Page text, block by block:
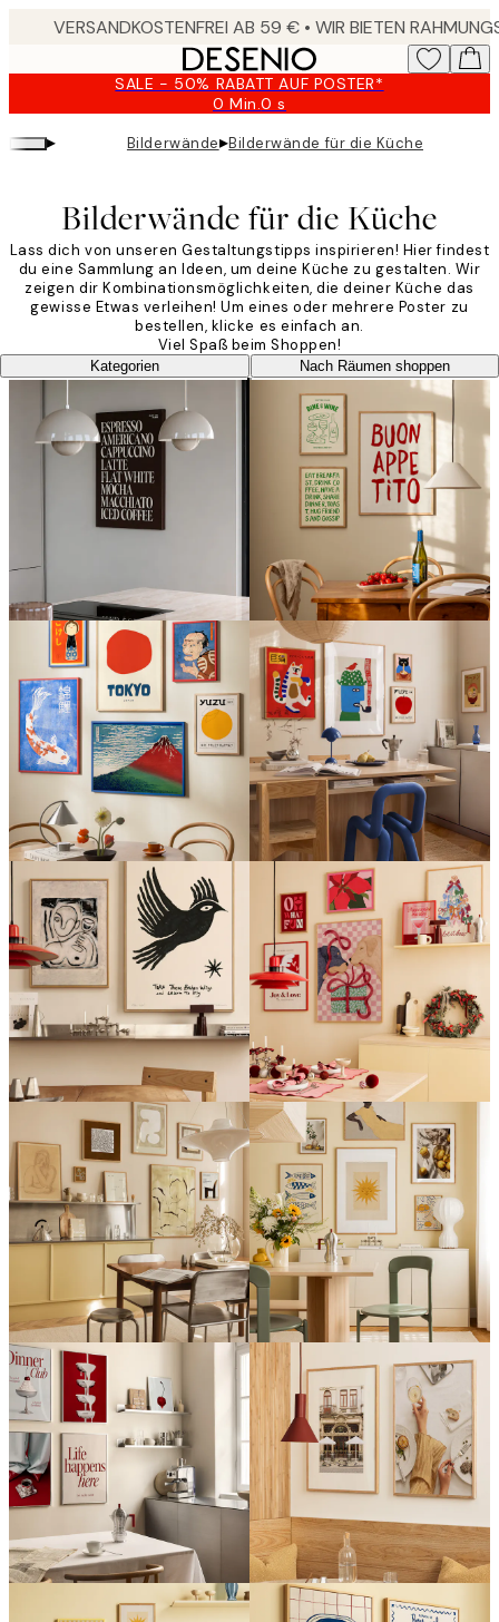
SALE - 50% RABATT AUF POSTER*
0 Min.0 s
Gültig
bis:
2026-
▸ Bilderwände▸Bilderwände für die Küche
Bilderwände für die Küche
Lass dich von unseren Gestaltungstipps inspirieren! Hier findest
du eine Sammlung an Ideen, um deine Küche zu gestalten. Wir
zeigen dir Kombinationsmöglichkeiten, die deiner Küche das
gewisse Etwas verleihen! Um eines oder mehrere Poster zu
bestellen, klicke es einfach an.
Viel Spaß beim Shoppen!
Kategorien Nach Räumen shoppen